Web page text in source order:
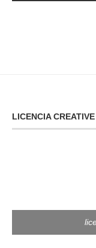
LICENCIA